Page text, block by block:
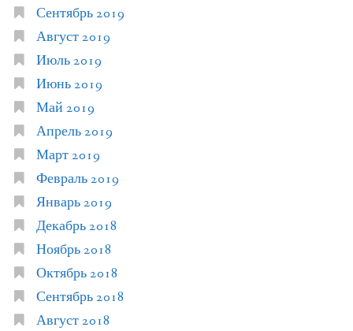
Сентябрь 2019
Август 2019
Июль 2019
Июнь 2019
Май 2019
Апрель 2019
Март 2019
Февраль 2019
Январь 2019
Декабрь 2018
Ноябрь 2018
Октябрь 2018
Сентябрь 2018
Август 2018